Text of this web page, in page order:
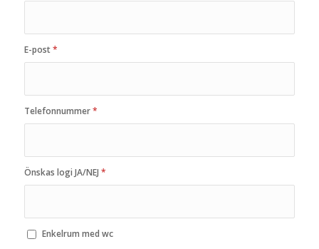
E-post*
Telefonnummer*
Önskas logi JA/NEJ *
Enkelrum med wc